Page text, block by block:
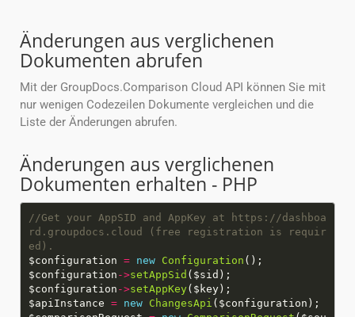
Änderungen aus verglichenen
Dokumenten abrufen
Mit der GroupDocs.Comparison Cloud API können Sie mit
nur wenigen Codezeilen Dokumente vergleichen und die
Liste der Änderungen abrufen.
Änderungen aus verglichenen
Dokumenten erhalten - PHP
//Get your AppSID and AppKey at https://dashboa
rd.groupdocs.cloud (free registration is requir
$configuration = new Configuration
$configuration ->setAppSid
$configuration ->setAppKey
$apiInstance = new ChangesApi